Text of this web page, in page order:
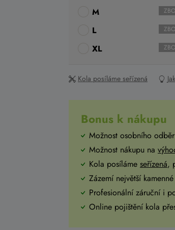
M
L
XL
Kola posíláme seřízená
Bonus k nákupu
Možnost osobního
Možnost nákupu na
Kola posíláme seřízená,
Zázemí největší
Profesionální záruční i
Online pojištění kola